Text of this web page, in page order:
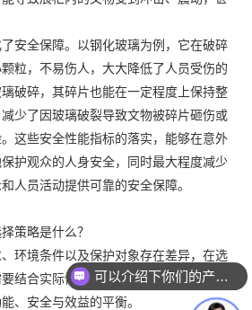
安全保障。以钢化玻璃为例，它在破碎
粒，不易伤人，大大降低了人员受伤的
破碎，其碎片也能在一定程度上保持整
少了因玻璃破裂导致文物被碎片砸伤或
这些安全性能指标的落实，能够在意外
护观众的人身安全，同时最大程度减少
人员活动提供可靠的安全保障。
策略是什么？
环境条件以及保护对象存在差异，在选
结合实际情况，依据标准指标制定针对
、安全与效益的平衡。
可以介绍下你们的产品么？